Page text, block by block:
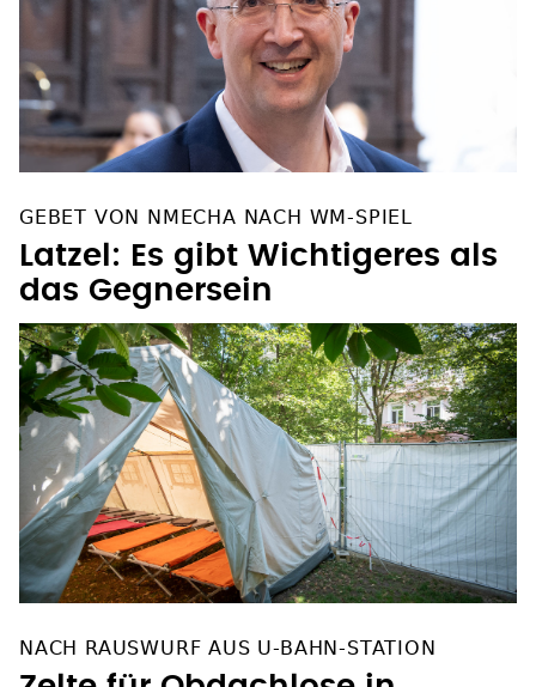
GEBET VON NMECHA NACH WM-SPIEL
Latzel: Es gibt Wichtigeres als
das Gegnersein
NACH RAUSWURF AUS U-BAHN-STATION